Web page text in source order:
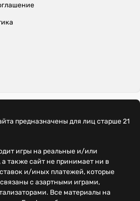
предназначены для лиц старше 21
игры на реальные и/или
а также сайт не принимает ни в
и/иных платежей, которые
с азартными играми,
Все материалы на